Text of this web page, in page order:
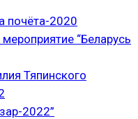
почёта-2020
“Беларусь
Тяпинского
2022”